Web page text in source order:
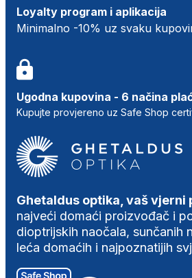
Loyalty program i aplikacija
Minimalno -10% uz svaku
Ugodna kupovina - 6 načina
Kupujte provjereno uz Safe Shop
Ghetaldus optika, vaš vjerni
najveći domaći proizvođač i
dioptrijskih naočala, sunčanih
leća domaćih i najpoznatijih